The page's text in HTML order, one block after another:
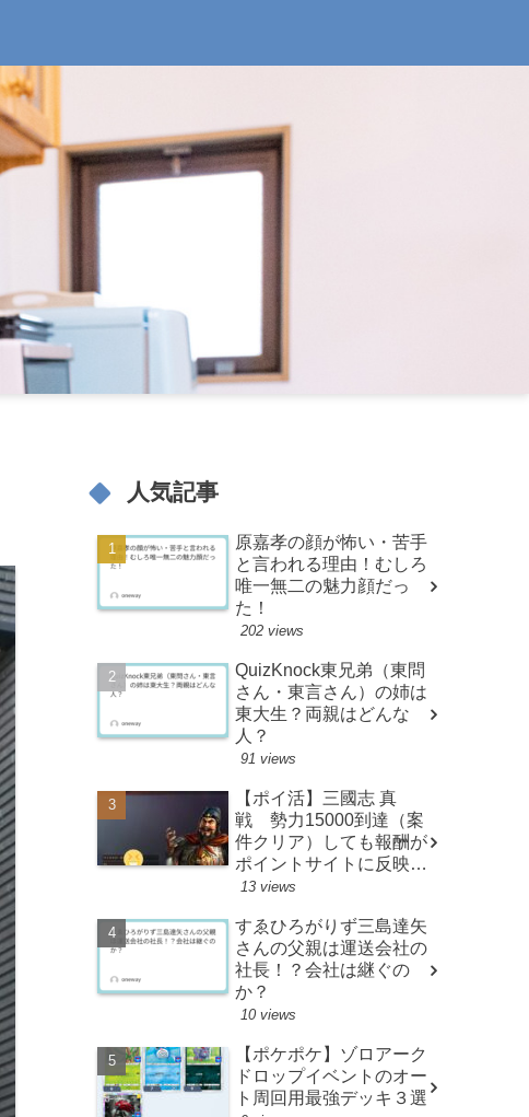
人気記事
原嘉孝の顔が怖い・苦手
と言われる理由！むしろ
唯一無二の魅力顔だっ
た！
202 views
QuizKnock東兄弟（東問
さん・東言さん）の姉は
東大生？両親はどんな
人？
91 views
【ポイ活】三國志 真
戦 勢力15000到達（案
件クリア）しても報酬が
ポイントサイトに反映さ
れない時の対処法
13 views
すゑひろがりず三島達矢
さんの父親は運送会社の
社長！？会社は継ぐの
か？
10 views
【ポケポケ】ゾロアーク
ドロップイベントのオー
ト周回用最強デッキ３選